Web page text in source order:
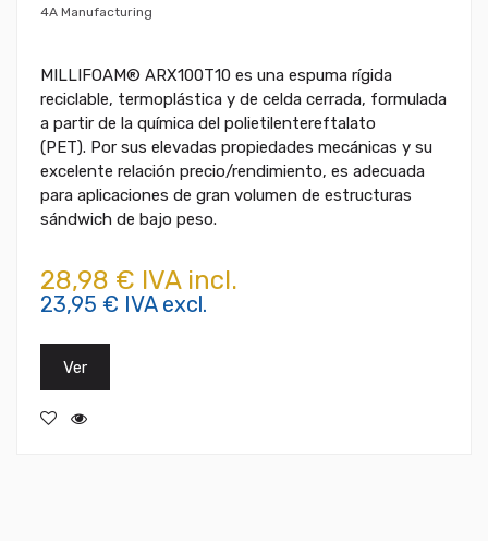
4A Manufacturing
MILLIFOAM® ARX100T10 es una espuma rígida
reciclable, termoplástica y de celda cerrada, formulada
a partir de la química del polietilentereftalato
(PET). Por sus elevadas propiedades mecánicas y su
excelente relación precio/rendimiento, es adecuada
para aplicaciones de gran volumen de estructuras
sándwich de bajo peso.
28,98 € IVA incl.
23,95 € IVA excl.
Ver